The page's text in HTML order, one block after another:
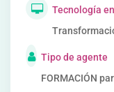
Tecnología
Tipo de agente
FORMACIÓN